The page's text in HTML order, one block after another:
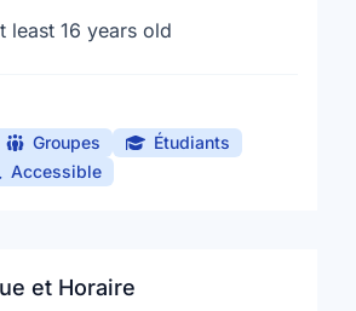
least 16 years old
Groupes
Étudiants
Accessible
et Horaire